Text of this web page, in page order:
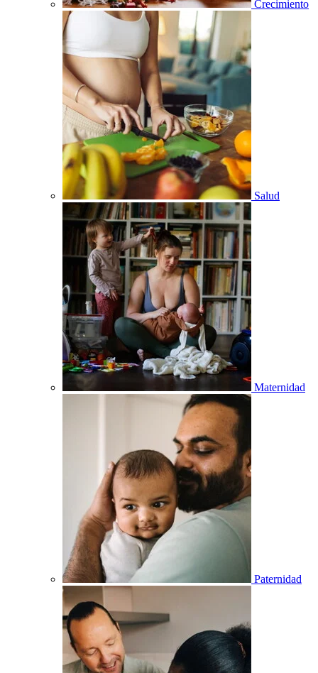
Crecimiento
Salud
Maternidad
Paternidad